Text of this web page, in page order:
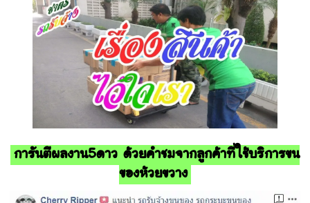
การันตีผลงาน5ดาว ด้วยคำชมจากลูกค้าที่ใช้บริการขน
ของห้วยขวาง